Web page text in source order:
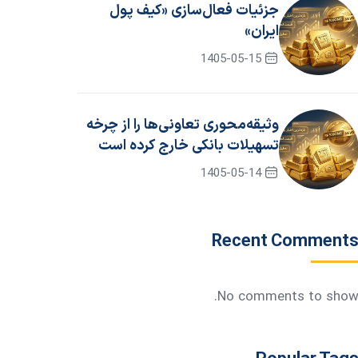
جزئیات فعال‌سازی «کیف پول
ایران»
1405-05-15
وثیقه‌محوری تعاونی‌ها را از چرخه
تسهیلات بانکی خارج کرده است
1405-05-14
Recent Comments
No comments to show.